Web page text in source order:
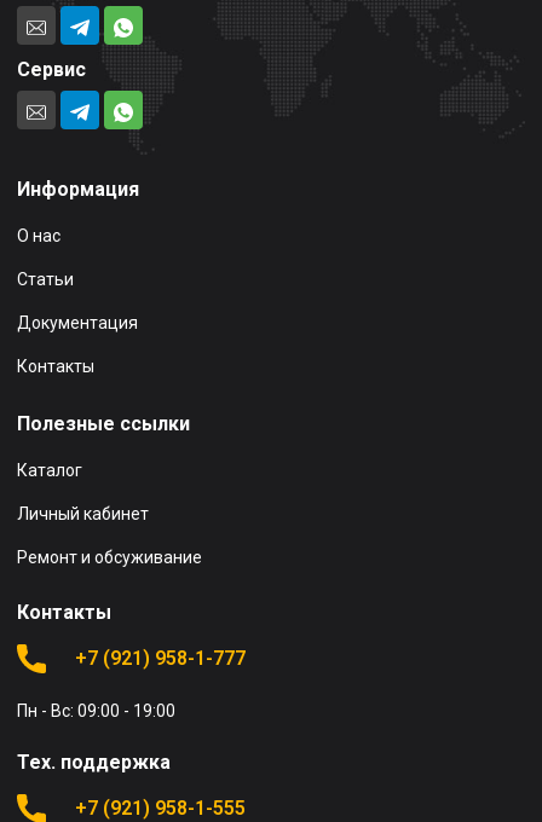
Сервис
Информация
О нас
Статьи
Документация
Контакты
Полезные ссылки
Каталог
Личный кабинет
Ремонт и обсуживание
Контакты
+7 (921) 958-1-777
Пн - Вс: 09:00 - 19:00
Тех. поддержка
+7 (921) 958-1-555